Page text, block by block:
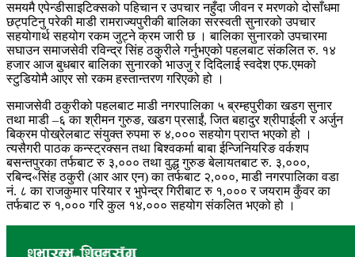
समयमै एपेन्डीसाइटिक्सको पहिचान र उपचार नहुँदा जीवन र मरणको दोसाँधमा
छट्पटिनु परेकी माडी रामराज्यपुरीकी बालिका सरस्वती सुनारको उपचार
सहयोगार्थ सहयोग रकम जुट्ने क्रम जारी छ । बालिका सुनारको उपचारमा
सघाउन समाजसेवी रविन्द्र सिंह ठकुरीले गर्नुभएको पहलबाट संकलित रु. १४
हजार आज बुधबार बालिका सुनारको भाउजु र दिदिलाई स्वदेश एफ.एमको
स्टुडियोमै आएर सो रकम हस्तान्तरण गरिएको हो ।
समाजसेवी ठकुरीको पहलबाट माडी नगरपालिका ५ ब्रम्हपुरीका खडग सुनार
तथा माडी –६ का श्रीमन गुरुङ, खडग प्रसाईं, जित बहादुर श्रीपाईली र अर्जुन
बिक्रम पोख्रेलबाट संयुक्त रुपमा रु ४,००० सहयोग प्राप्त भएको हो ।
त्यसैगरी पाठक कन्स्ट्रक्सन तथा बिश्वकर्मा बाबा ईन्जिनियरिङ वर्कशप
बसन्तपुरका तर्फबाट रु ३,००० तथा वुद्ध गुरुङ बेलायतबाट रु. ३,०००,
रबिन्द«सिंह ठकुरी (आर आर एन) का तर्फबाट २,०००, माडी नगरपालिका वडा
नं. ८ का राजकुमार परियार र भुपेन्द्र गिरीबाट रु १,००० र जयराम कुँवर का
तर्फबाट रु १,००० गरि कुल १४,००० सहयोग संकलित भएको हो ।